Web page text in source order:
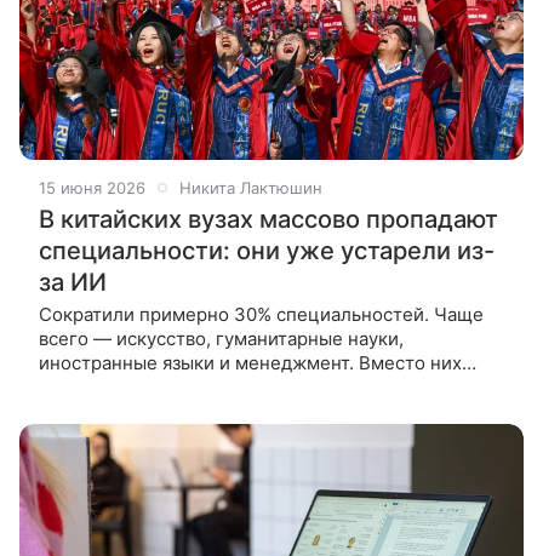
15 июня 2026 Никита Лактюшин
В китайских вузах массово пропадают
специальности: они уже устарели из-
за ИИ
Сократили примерно 30% специальностей. Чаще
всего — искусство, гуманитарные науки,
иностранные языки и менеджмент. Вместо них